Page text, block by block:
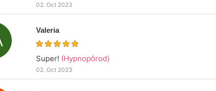
02. Oct 2023
Valeria
Super! (Hypnopôrod)
02. Oct 2023